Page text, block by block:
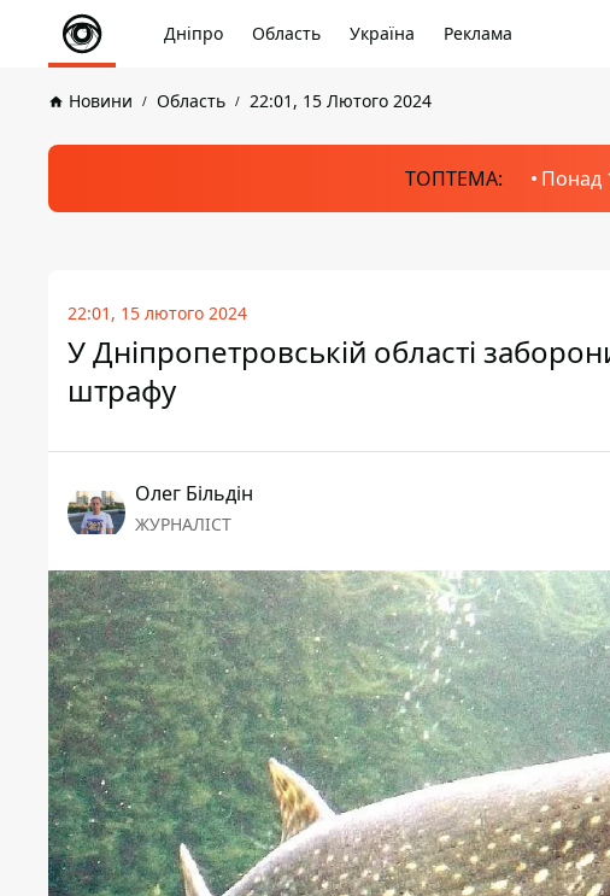
Дніпро Область Україна Реклама
Новини Область 22:01, 15 Лютого 2024
ТОПТЕМА: Понад
22:01, 15 лютого 2024
У Дніпропетровській області
штрафу
Олег Більдін
ЖУРНАЛІСТ